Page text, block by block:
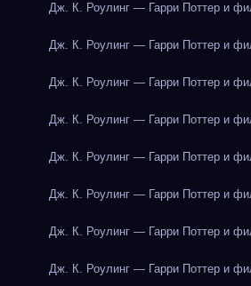
Дж. К. Роулинг — Гарри Поттер и
Дж. К. Роулинг — Гарри Поттер и
Дж. К. Роулинг — Гарри Поттер и
Дж. К. Роулинг — Гарри Поттер и
Дж. К. Роулинг — Гарри Поттер и
Дж. К. Роулинг — Гарри Поттер и
Дж. К. Роулинг — Гарри Поттер и
Дж. К. Роулинг — Гарри Поттер и